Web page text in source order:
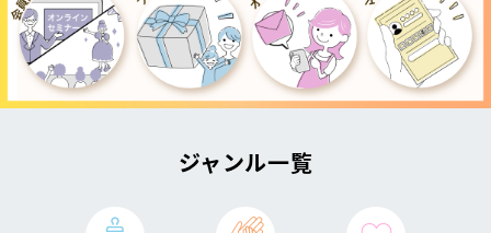
ジャンル一覧